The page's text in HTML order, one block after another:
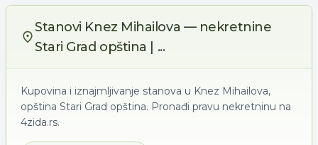
Stanovi Knez Mihailova — nekretnine
Stari Grad opština | ...
Kupovina i iznajmljivanje stanova u Knez Mihailova,
opština Stari Grad opština. Pronađi pravu nekretninu na
4zida.rs.